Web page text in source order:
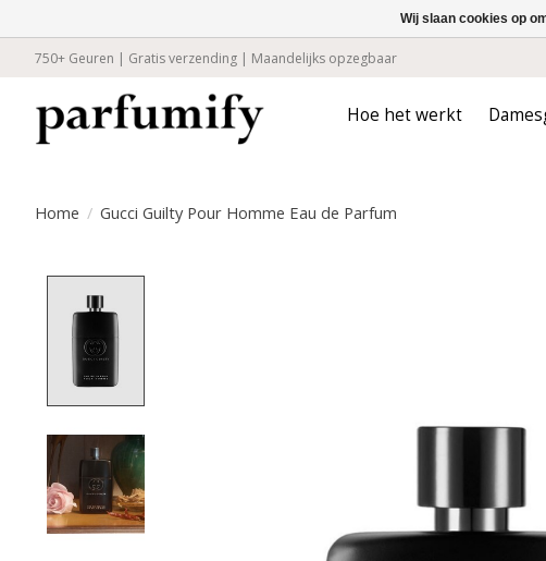
750+ Geuren | Gratis verzending | Maandelijks opzegbaar
Hoe het werkt
Home / Gucci Guilty Pour Homme Eau de Parfum
Wij slaan cookies op